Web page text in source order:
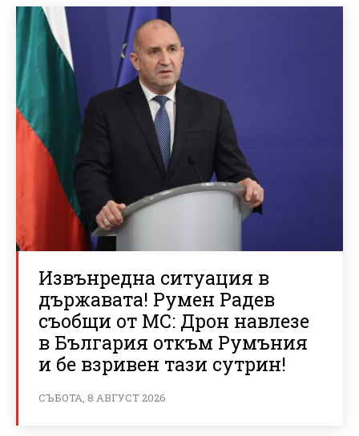
Извънредна ситуация в
държавата! Румен Радев
съобщи от МС: Дрон навлезе
в България откъм Румъния
и бе взривен тази сутрин!
СЪБОТА, 8 АВГУСТ 2026